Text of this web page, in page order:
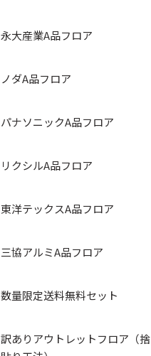
永大産業A品フロア
ノダA品フロア
パナソニックA品フロア
リクシルA品フロア
東洋テックスA品フロア
三協アルミA品フロア
数量限定送料無料セット
訳ありアウトレットフロア（捨